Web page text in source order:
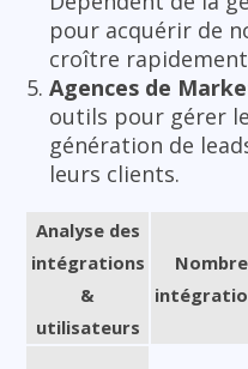
pour acquérir de
croître
Agences de
outils pour gérer
génération de
leurs clients.
Analyse des
intégrations
&
utilisateurs
Nombre